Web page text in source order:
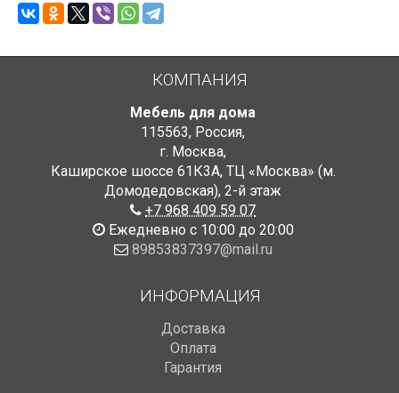
КОМПАНИЯ
Мебель для дома
115563, Россия,
г. Москва,
Каширское шоссе 61К3А, ТЦ «Москва» (м.
Домодедовская), 2-й этаж
+7 968 409 59 07
Ежедневно с 10:00 до 20:00
89853837397@mail.ru
ИНФОРМАЦИЯ
Доставка
Оплата
Гарантия